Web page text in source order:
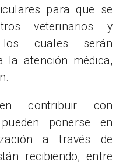
para que se
veterinarios y
los cuales serán
la atención médica,
contribuir con
ponerse en
a través de
recibiendo, entre